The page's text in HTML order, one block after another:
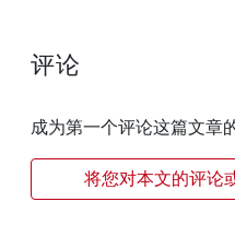
评论
成为第一个评论这篇文章
将您对本文的评论